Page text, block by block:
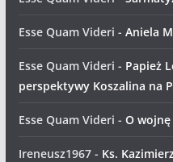
Esse Quam Videri - Aniela
Esse Quam Videri - Papież
perspektywy Koszalina na
Esse Quam Videri - O
Ireneusz1967- Ks.